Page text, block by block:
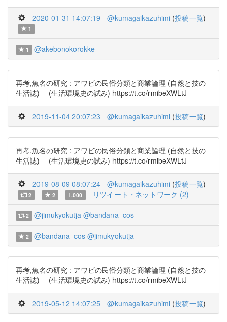
2020-01-31 14:07:19 @kumagaikazuhimi (投稿一覧)
1
1 @akebonokorokke
再考,魚名の研究 : アワビの民俗分類と商業論理 (自然と技の
生活誌) -- (生活環境史の試み) https://t.co/rmibeXWLtJ
2019-11-04 20:07:23 @kumagaikazuhimi (投稿一覧)
再考,魚名の研究 : アワビの民俗分類と商業論理 (自然と技の
生活誌) -- (生活環境史の試み) https://t.co/rmibeXWLtJ
2019-08-09 08:07:24 @kumagaikazuhimi (投稿一覧)
2 2 1.000 リツイート・ネットワーク (2)
2 @jimukyokutja @bandana_cos
2 @bandana_cos @jimukyokutja
再考,魚名の研究 : アワビの民俗分類と商業論理 (自然と技の
生活誌) -- (生活環境史の試み) https://t.co/rmibeXWLtJ
2019-05-12 14:07:25 @kumagaikazuhimi (投稿一覧)